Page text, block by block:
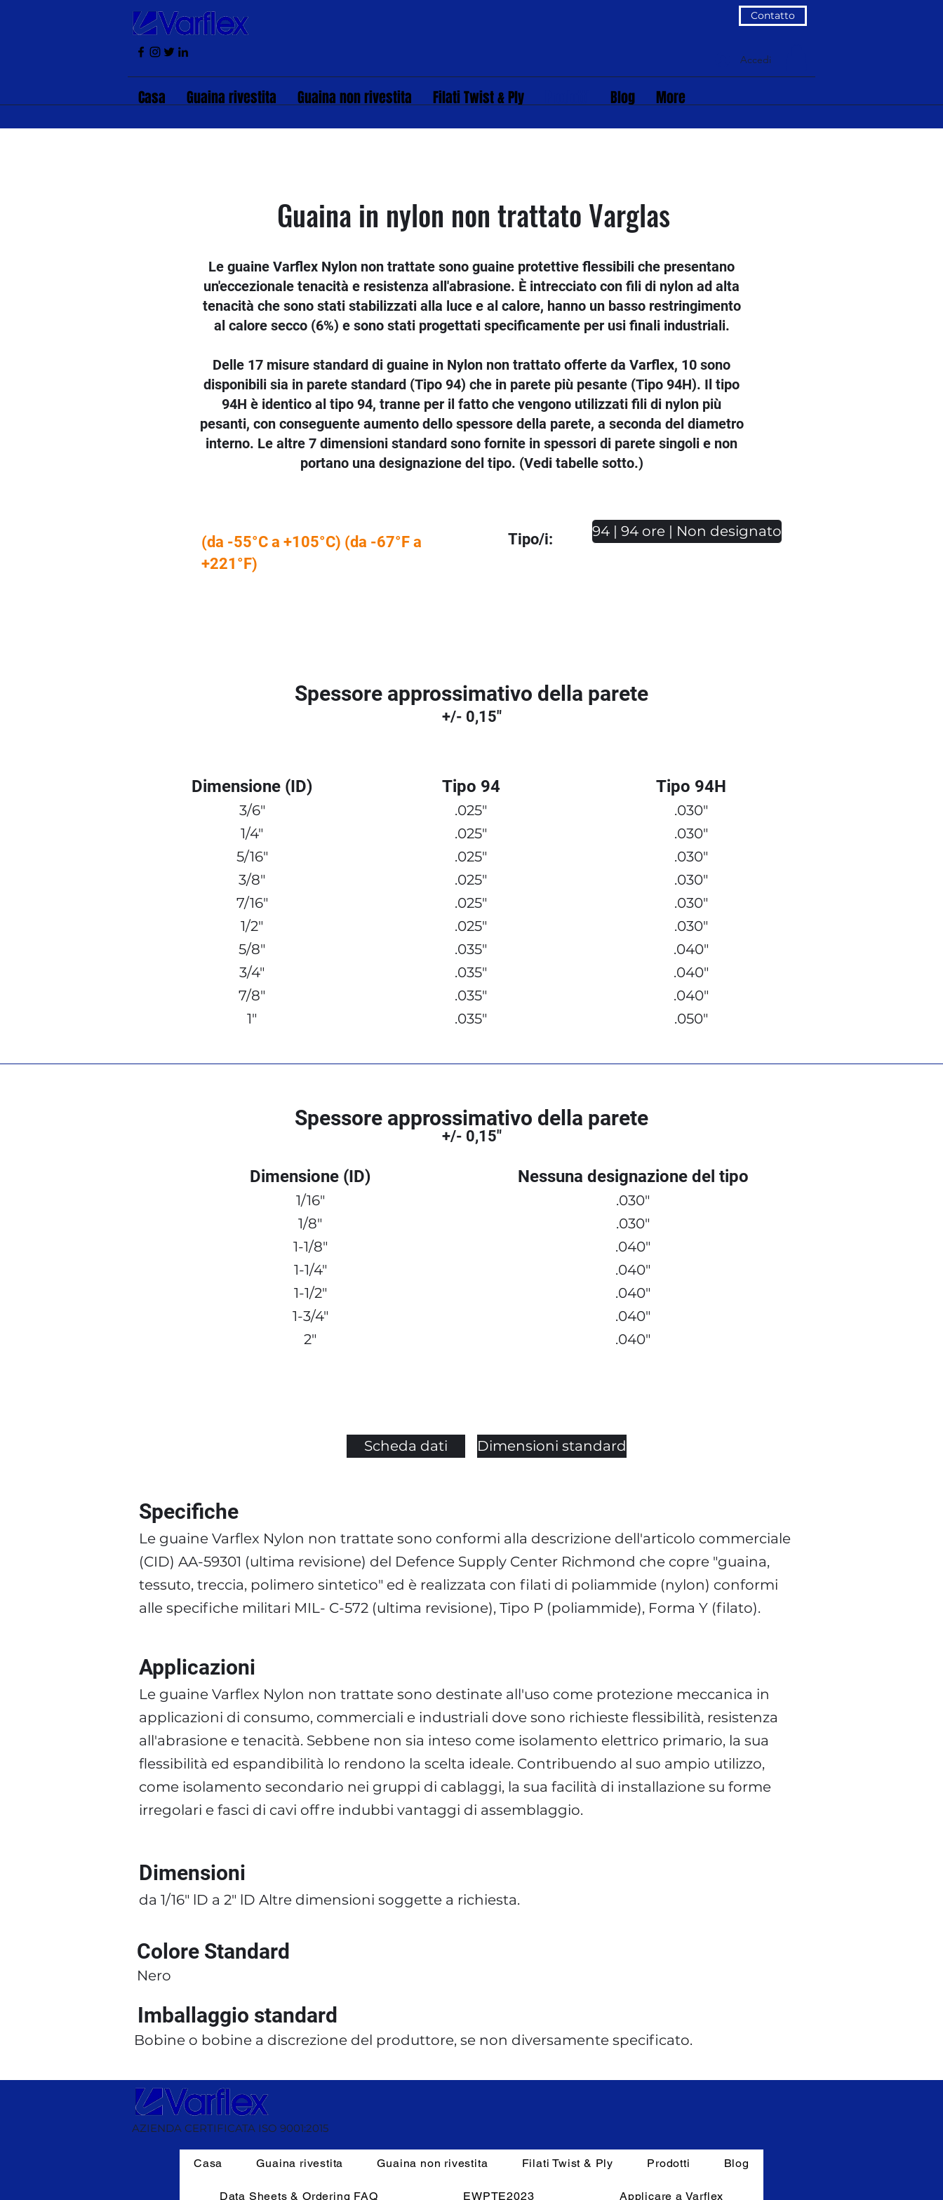
Contatto
Accedi
Casa Guaina rivestita Guaina non rivestita Filati Twist & Ply Blog More
Guaina in nylon non trattato Varglas
Le guaine Varflex Nylon non trattate sono guaine protettive flessibili che presentano
un'eccezionale tenacità e resistenza all'abrasione. È intrecciato con fili di nylon ad alta
tenacità che sono stati stabilizzati alla luce e al calore, hanno un basso restringimento
al calore secco (6%) e sono stati progettati specificamente per usi finali industriali.
Delle 17 misure standard di guaine in Nylon non trattato offerte da Varflex, 10 sono
disponibili sia in parete standard (Tipo 94) che in parete più pesante (Tipo 94H). Il tipo
94H è identico al tipo 94, tranne per il fatto che vengono utilizzati fili di nylon più
pesanti, con conseguente aumento dello spessore della parete, a seconda del diametro
interno. Le altre 7 dimensioni standard sono fornite in spessori di parete singoli e non
portano una designazione del tipo. (Vedi tabelle sotto.)
(da -55°C a +105°C) (da -67°F a
+221°F)
Tipo/i: 94 | 94 ore | Non designato
Spessore approssimativo della parete
+/- 0,15"
Dimensione (ID)
3/6"
1/4"
5/16"
3/8"
7/16"
1/2"
5/8"
3/4"
7/8"
1"
Tipo 94
.025"
.025"
.025"
.025"
.025"
.025"
.035"
.035"
.035"
.035"
Tipo 94H
.030"
.030"
.030"
.030"
.030"
.030"
.040"
.040"
.040"
.050"
Spessore approssimativo della parete
+/- 0,15"
Dimensione (ID)
1/16"
1/8"
1-1/8"
1-1/4"
1-1/2"
1-3/4"
2"
Nessuna designazione del tipo
.030"
.030"
.040"
.040"
.040"
.040"
.040"
Scheda dati Dimensioni standard
Specifiche
Le guaine Varflex Nylon non trattate sono conformi alla descrizione dell'articolo commerciale
(CID) AA-59301 (ultima revisione) del Defence Supply Center Richmond che copre "guaina,
tessuto, treccia, polimero sintetico" ed è realizzata con filati di poliammide (nylon) conformi
alle specifiche militari MIL- C-572 (ultima revisione), Tipo P (poliammide), Forma Y (filato).
Applicazioni
Le guaine Varflex Nylon non trattate sono destinate all'uso come protezione meccanica in
applicazioni di consumo, commerciali e industriali dove sono richieste flessibilità, resistenza
all'abrasione e tenacità. Sebbene non sia inteso come isolamento elettrico primario, la sua
flessibilità ed espandibilità lo rendono la scelta ideale. Contribuendo al suo ampio utilizzo,
come isolamento secondario nei gruppi di cablaggi, la sua facilità di installazione su forme
irregolari e fasci di cavi offre indubbi vantaggi di assemblaggio.
Dimensioni
da 1/16″ lD a 2″ lD Altre dimensioni soggette a richiesta.
Colore Standard
Nero
Imballaggio standard
Bobine o bobine a discrezione del produttore, se non diversamente specificato.
AZIENDA CERTIFICATA ISO 9001:2015
Casa Guaina rivestita Guaina non rivestita Filati Twist & Ply Prodotti Blog
Data Sheets & Ordering FAQ EWPTE2023 Applicare a Varflex